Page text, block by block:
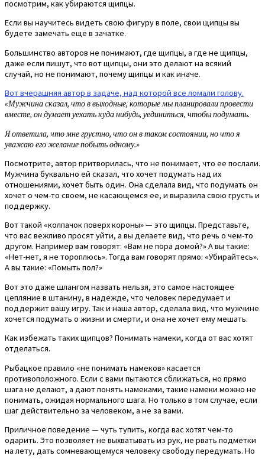
посмотрим, как убираются щипцы.
Если вы научитесь видеть свою фигуру в поле, свои щипцы вы
будете замечать еще в зачатке.
Большинство авторов не понимают, где щипцы, а где не щипцы,
даже если пишут, что вот щипцы, они это делают на всякий
случай, но не понимают, почему щипцы и как иначе.
Вот вчерашняя автор в задаче, над которой все ломали голову.
«Мужчина сказал, что в выходные, которые мы планировали провести
вместе, он думает уехать куда нибудь, уединиться, чтобы подумать.
Я ответила, что мне грустно, что он в таком состоянии, но что я
уважаю его желание побыть одному.»
Посмотрите, автор притворилась, что не понимает, что ее послали.
Мужчина буквально ей сказал, что хочет подумать над их
отношениями, хочет быть один. Она сделала вид, что подумать он
хочет о чем-то своем, не касающемся ее, и выразила свою грусть и
поддержку.
Вот такой «колпачок поверх короны» — это щипцы. Представьте,
что вас вежливо просят уйти, а вы делаете вид, что речь о чем-то
другом. Например вам говорят: «Вам не пора домой?» А вы такие:
«Нет-нет, я не тороплюсь». Тогда вам говорят прямо: «Убирайтесь».
А вы такие: «Помыть пол?»
Вот это даже шлангом назвать нельзя, это самое настоящее
цепляние в штанину, в надежде, что человек передумает и
поддержит вашу игру. Так и наша автор, сделала вид, что мужчине
хочется подумать о жизни и смерти, и она не хочет ему мешать.
Как избежать таких щипцов? Понимать намеки, когда от вас хотят
отделаться.
Рыбацкое правило «не понимать намеков» касается
противоположного. Если с вами пытаются сближаться, но прямо
шага не делают, а дают понять намеками, такие намеки можно не
понимать, ожидая нормального шага. Но только в том случае, если
шаг действительно за человеком, а не за вами.
Приличное поведение — чуть тупить, когда вас хотят чем-то
одарить. Это позволяет не выхватывать из рук, не рвать подметки
на лету, дать сомневающемуся человеку свободу передумать. Но